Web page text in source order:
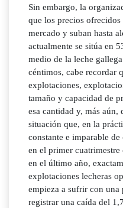
Sin embargo, la
que los precios
mercado y suban hasta
actualmente se sitúa en
medio de la leche
céntimos, cabe recordar
explotaciones,
tamaño y capacidad de
esa cantidad y, más
situación que, en la
constante e imparable
en el primer
en el último año,
explotaciones lecheras
empieza a sufrir con una
registrar una caída del